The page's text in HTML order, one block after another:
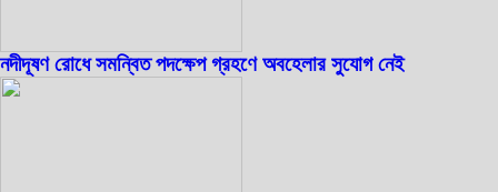
নদীদূষণ রোধে সমন্বিত পদক্ষেপ গ্রহণে অবহেলার সুযোগ নেই